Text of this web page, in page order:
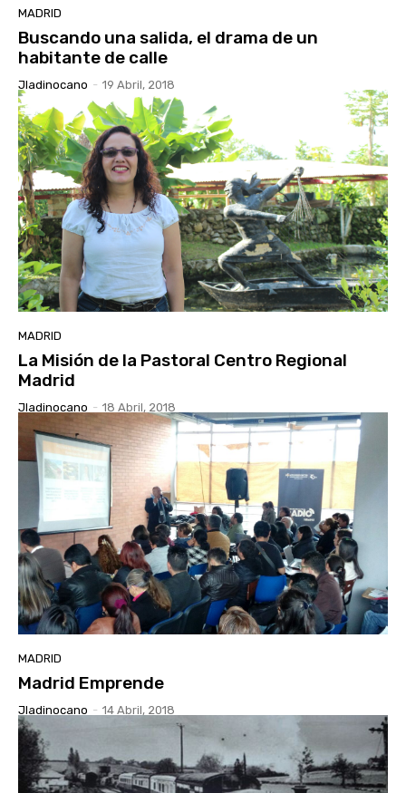
MADRID
Buscando una salida, el drama de un
habitante de calle
Jladinocano - 19 Abril, 2018
MADRID
La Misión de la Pastoral Centro Regional
Madrid
Jladinocano - 18 Abril, 2018
MADRID
Madrid Emprende
Jladinocano - 14 Abril, 2018